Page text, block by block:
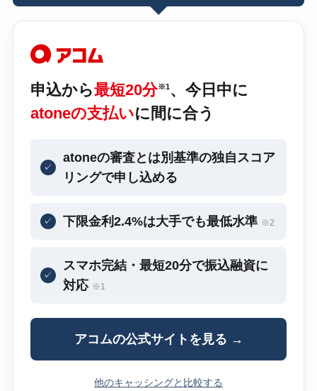
申込から最短20分※1、今日中に
atoneの支払いに間に合う
✓
atoneの審査とは別基準の独自スコア
リングで申し込める
✓ 下限金利2.4%は大手でも最低水準 ※2
✓
スマホ完結・最短20分で振込融資に
対応 ※1
アコムの公式サイトを見る →
他のキャッシングと比較する